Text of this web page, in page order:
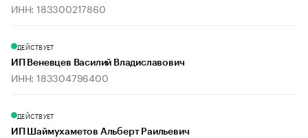
ИНН: 183300217860
ДЕЙСТВУЕТ
ИП Веневцев Василий Владиславович
ИНН: 183304796400
ДЕЙСТВУЕТ
ИП Шаймухаметов Альберт Раильевич